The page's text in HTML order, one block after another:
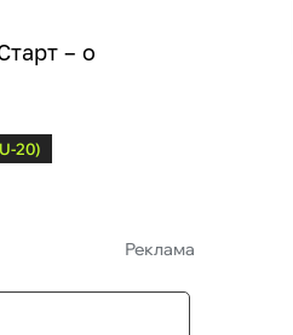
– о
20)
Реклама